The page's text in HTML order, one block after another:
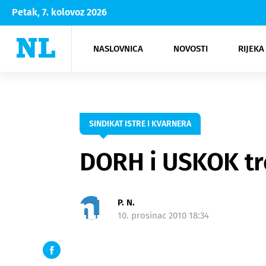
Petak, 7. kolovoz 2026
NASLOVNICA NOVOSTI
Rijeka Opatija
NK
Moda
Kultura
SINDIKAT ISTRE I KVARNERA
DORH i
P. N.
10. prosinac 2010 18:34